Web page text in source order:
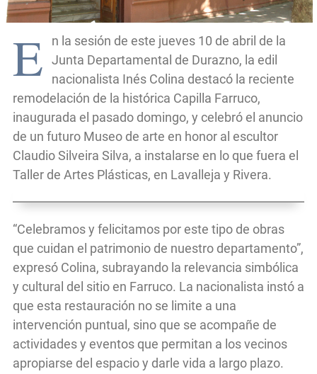
E
n la sesión de este jueves 10 de abril de la
Junta Departamental de Durazno, la edil
nacionalista Inés Colina destacó la reciente
remodelación de la histórica Capilla Farruco,
inaugurada el pasado domingo, y celebró el anuncio
de un futuro Museo de arte en honor al escultor
Claudio Silveira Silva, a instalarse en lo que fuera el
Taller de Artes Plásticas, en Lavalleja y Rivera.
“Celebramos y felicitamos por este tipo de obras
que cuidan el patrimonio de nuestro departamento”,
expresó Colina, subrayando la relevancia simbólica
y cultural del sitio en Farruco. La nacionalista instó a
que esta restauración no se limite a una
intervención puntual, sino que se acompañe de
actividades y eventos que permitan a los vecinos
apropiarse del espacio y darle vida a largo plazo.